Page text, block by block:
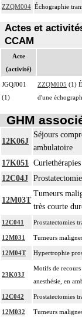
ZZQM004 Échographie
Actes et
CCAM
Acte
(activité)
JGQJ001
(1)
ZZQM005 (1)
d'une
GHM
12K06J
Séjours
ambulatoire
17K051
12C04J
12M03T
Tumeurs
très courte
12C041 Prostatectomies
12M031 Tumeurs
12M04T Hypertrophie
23K03J
Motifs de recours
anesthésie, en
12C042 Prostatectomies
12M032 Tumeurs